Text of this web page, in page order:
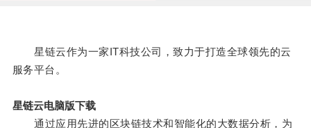
星链云作为一家IT科技公司，致力于打造全球领先的云
服务平台。
星链云电脑版下载
通过应用先进的区块链技术和智能化的大数据分析，为